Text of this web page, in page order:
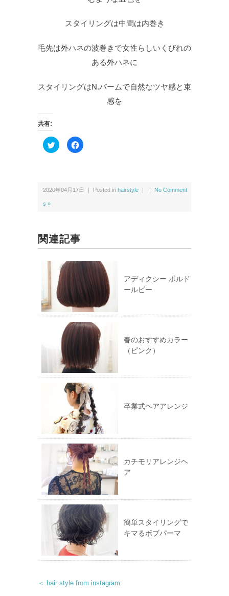
スタイリングは中間は内巻き
毛先は外ハネの波巻きで女性らしいくびれの
ある外ハネに
スタイリングはN.バームで自然なツヤ感と束
感を
共有:
ク
リ
w
i
有
(新
し
ィ
ン
ド
ウ
で
開
き
す)
F
a
k
で
ク
リ
ッ
し
だ
さ
い
(新
し
い
ウ
ィ
ン
ド
ま
す)
2020年04月17日 ｜ Posted in hairstyle ｜ ｜ No Comment
s »
関連記事
アディクシー ボルド
ールビー
春のおすすめカラー
（ピンク）
卒業式ヘアアレンジ
カチモリアレンジヘ
ア
簡単スタイリングで
キマるボブパーマ
＜ hair style from instagram